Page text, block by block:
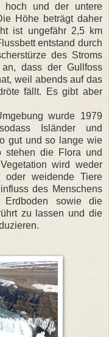
hoch und der untere
Höhe beträgt daher
ist ungefähr 2,5 km
entstand durch
des Stroms
dass der Gullfoss
weil abends auf das
fällt. Es gibt aber
wurde 1979
Isländer und
gut und so lange wie
stehen die Flora und
wird weder
oder weidende Tiere
des Menschens
sowie die
zu lassen und die